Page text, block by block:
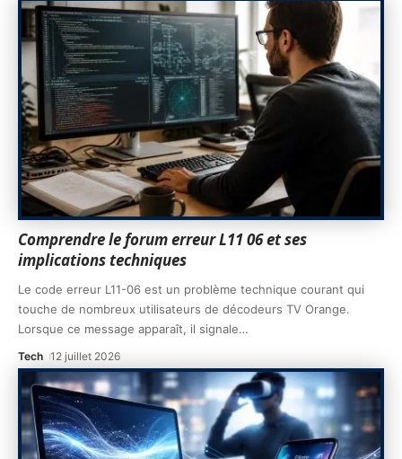
Comprendre le forum erreur L11 06 et ses
implications techniques
Le code erreur L11-06 est un problème technique courant qui
touche de nombreux utilisateurs de décodeurs TV Orange.
Lorsque ce message apparaît, il signale…
Tech 12 juillet 2026